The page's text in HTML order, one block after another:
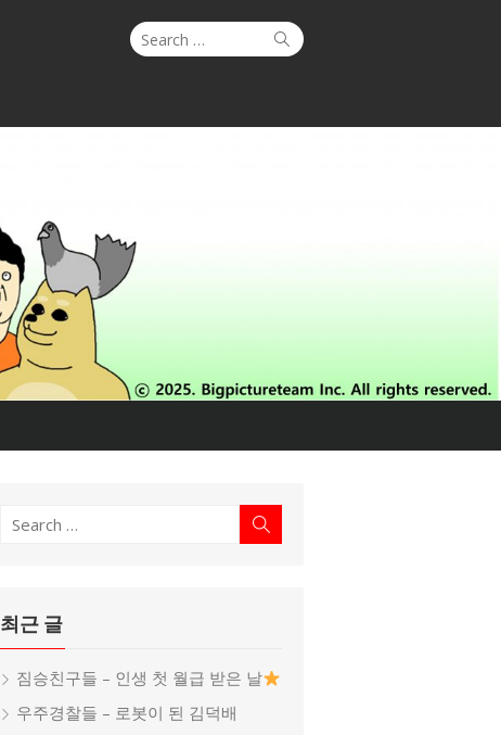
Search
Search
Search
최근 글
짐승친구들 – 인생 첫 월급 받은 날
우주경찰들 – 로봇이 된 김덕배